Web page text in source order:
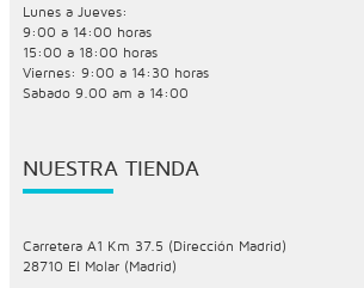
Lunes a Jueves:
9:00 a 14:00 horas
15:00 a 18:00 horas
Viernes: 9:00 a 14:30 horas
Sabado 9.00 am a 14:00
NUESTRA TIENDA
Carretera A1 Km 37.5 (Dirección Madrid)
28710 El Molar (Madrid)